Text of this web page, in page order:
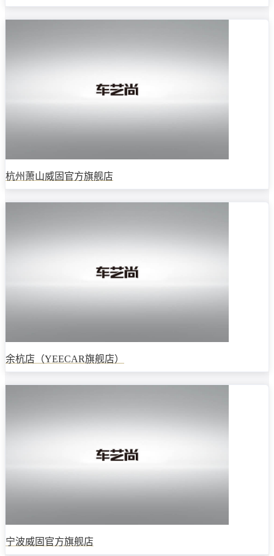
杭州萧山威固官方旗舰店
余杭店（YEECAR旗舰店）
宁波威固官方旗舰店